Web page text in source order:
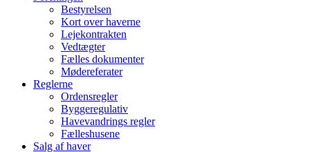
Bestyrelsen
Kort over haverne
Lejekontrakten
Vedtægter
Fælles dokumenter
Mødereferater
Reglerne
Ordensregler
Byggeregulativ
Havevandrings regler
Fælleshusene
Salg af haver